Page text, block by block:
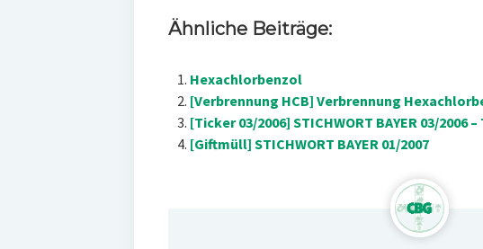
Ähnliche Beiträge:
Hexachlorbenzol
[Verbrennung HCB] Verbrennung
[Ticker 03/2006] STICHWORT BAYER 03/2006
[Giftmüll] STICHWORT BAYER 01/2007